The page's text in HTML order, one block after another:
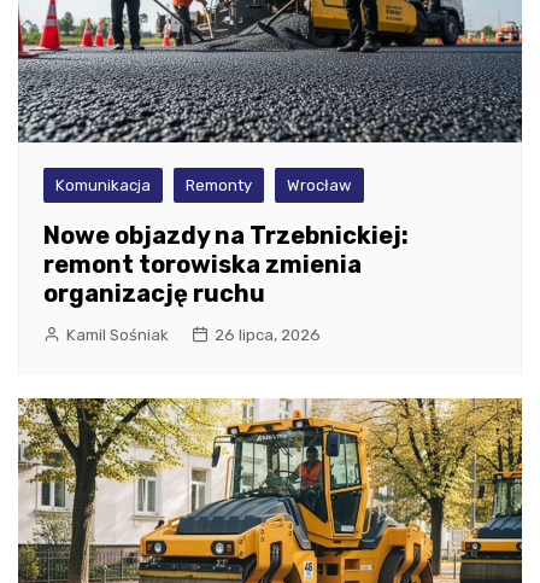
Komunikacja Remonty Wrocław
Nowe objazdy na Trzebnickiej:
remont torowiska zmienia
organizację ruchu
Kamil Sośniak 26 lipca, 2026